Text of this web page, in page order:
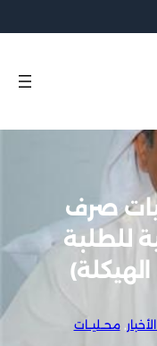
صرف
للطلبة
, محــليــات